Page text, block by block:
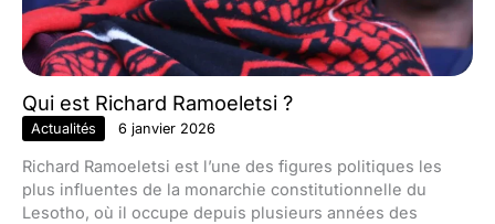
Qui est Richard Ramoeletsi ?
Actualités 6 janvier 2026
Richard Ramoeletsi est l’une des figures politiques les
plus influentes de la monarchie constitutionnelle du
Lesotho, où il occupe depuis plusieurs années des